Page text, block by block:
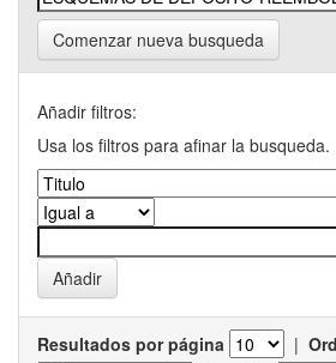
Comenzar nueva busqueda
Añadir filtros:
Usa los filtros para afinar la busqueda.
Resultados por página |